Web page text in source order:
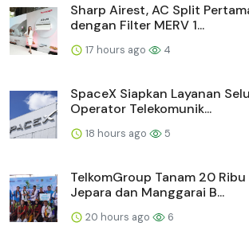
Sharp Airest, AC Split
dengan Filter MERV 1...
17 hours ago 4
SpaceX Siapkan Layanan
Operator Telekomunik...
18 hours ago 5
TelkomGroup Tanam 20
Jepara dan Manggarai B...
20 hours ago 6